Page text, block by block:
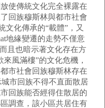
使傳統文化完全裸露在
回族穆斯林與都市社會
文化傳承的“載體”，又
地緣變遷的走勢不僅意
且也暗示著文化存在方
風滿樓”的文化危機，
市社會回族穆斯林存在
市回族不得不直面散居
回族能否經得住散居的
調查，該小區共居住有